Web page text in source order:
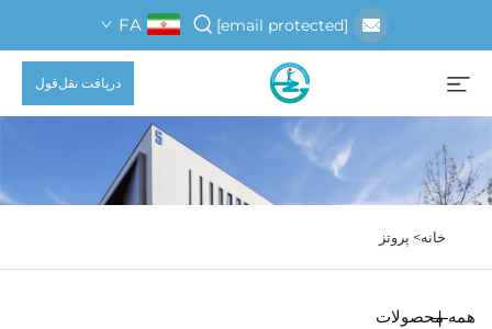
[email protected]
FA
دریافت نقل‌قول
خانه> پروتز
همه محصولات